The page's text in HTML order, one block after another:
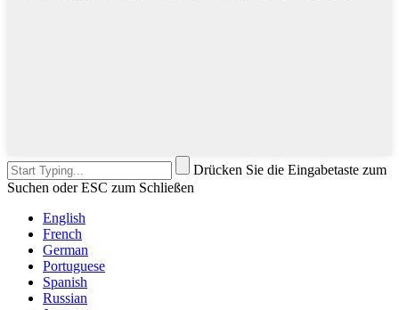
Drücken Sie die Eingabetaste zum
Suchen oder ESC zum Schließen
English
French
German
Portuguese
Spanish
Russian